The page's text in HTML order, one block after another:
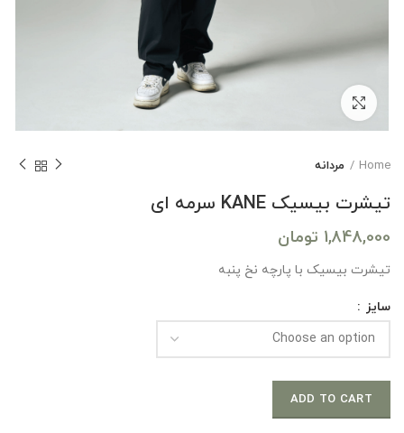
Home مردانه
تیشرت بیسیک KANE سرمه ای
1,848,000 تومان
تیشرت بیسیک با پارچه نخ پنبه
سایز
ADD TO CART